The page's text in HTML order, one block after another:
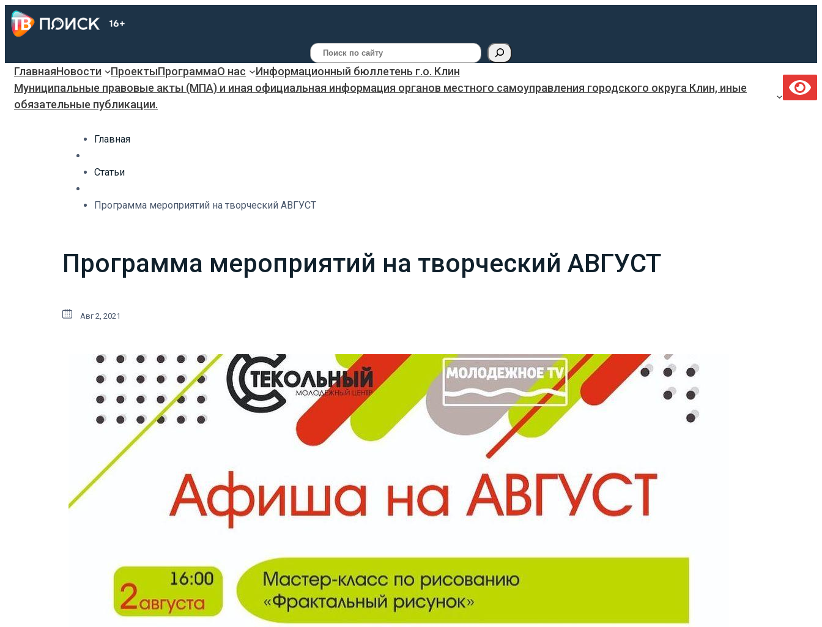
Поиск
ГлавнаяНовости ПроектыПрограммаО нас
Информационный бюллетень г.о. Клин
Муниципальные правовые акты (МПА) и иная официальная информация органов местного самоуправления городского округа Клин, иные
обязательные публикации.
Главная
Статьи
Программа мероприятий на творческий АВГУСТ
Программа мероприятий на творческий АВГУСТ
Авг 2, 2021